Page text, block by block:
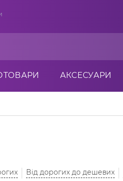
АКСЕСУАРИ
Від дорогих до дешевих